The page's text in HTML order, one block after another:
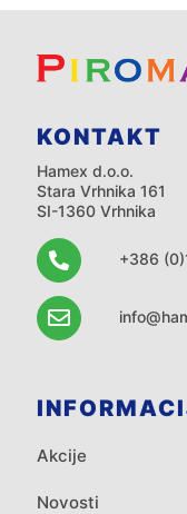
KONTAKT
Hamex d.o.o.
Stara Vrhnika 161
SI-1360 Vrhnika
+386
Akcije
Novosti